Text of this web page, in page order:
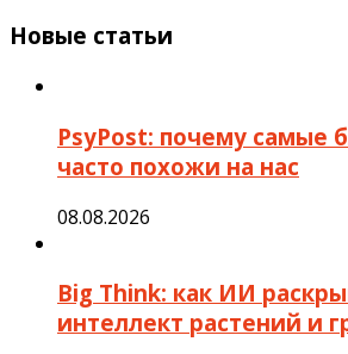
Новые статьи
PsyPost: почему самые
часто похожи на нас
08.08.2026
Big Think: как ИИ
интеллект растений и